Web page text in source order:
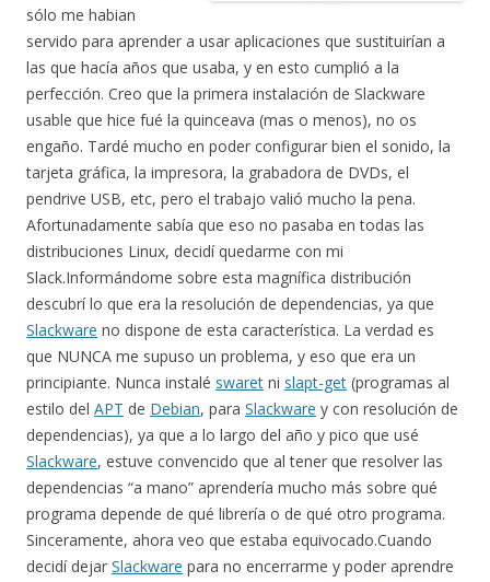
sólo me habian
servido para aprender a usar aplicaciones que sustituirían a
las que hacía años que usaba, y en esto cumplió a la
perfección. Creo que la primera instalación de Slackware
usable que hice fué la quinceava (mas o menos), no os
engaño. Tardé mucho en poder configurar bien el sonido, la
tarjeta gráfica, la impresora, la grabadora de DVDs, el
pendrive USB, etc, pero el trabajo valió mucho la pena.
Afortunadamente sabía que eso no pasaba en todas las
distribuciones Linux, decidí quedarme con mi
Slack.Informándome sobre esta magnífica distribución
descubrí lo que era la resolución de dependencias, ya que
Slackware no dispone de esta característica. La verdad es
que NUNCA me supuso un problema, y eso que era un
principiante. Nunca instalé swaret ni slapt-get (programas al
estilo del APT de Debian, para Slackware y con resolución de
dependencias), ya que a lo largo del año y pico que usé
Slackware, estuve convencido que al tener que resolver las
dependencias “a mano” aprendería mucho más sobre qué
programa depende de qué librería o de qué otro programa.
Sinceramente, ahora veo que estaba equivocado.Cuando
decidí dejar Slackware para no encerrarme y poder aprendre